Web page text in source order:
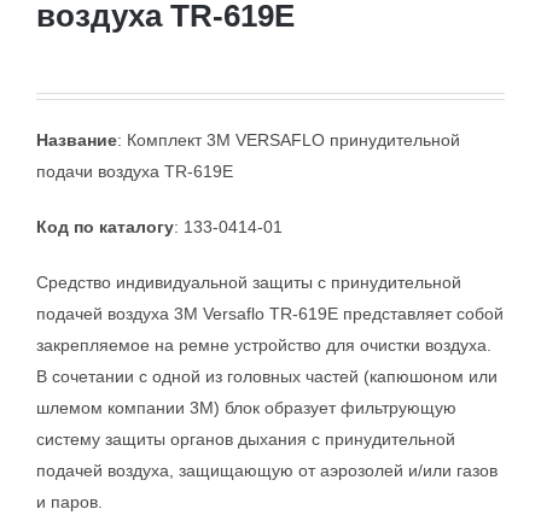
воздуха TR-619E
Название: Комплект 3M VERSAFLO принудительной
подачи воздуха TR-619E
Код по каталогу: 133-0414-01
Средство индивидуальной защиты с принудительной
подачей воздуха 3М Versaflo TR-619E представляет собой
закрепляемое на ремне устройство для очистки воздуха.
В сочетании с одной из головных частей (капюшоном или
шлемом компании 3М) блок образует фильтрующую
систему защиты органов дыхания с принудительной
подачей воздуха, защищающую от аэрозолей и/или газов
и паров.